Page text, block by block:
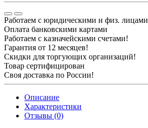
Работаем с юридическими и физ. лицами
Оплата банковскими картами
Работаем с казначейскими счетами!
Гарантия от 12 месяцев!
Скидки для торгующих организаций!
Товар сертифицирован
Своя доставка по России!
Описание
Характеристики
Отзывы (0)